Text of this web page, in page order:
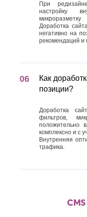
При
настройку
Доработка
негативно на
рекомендаций и
Как
позиции?
Доработка
фильтров,
положительно
комплексно и с
Внутренняя
трафика.